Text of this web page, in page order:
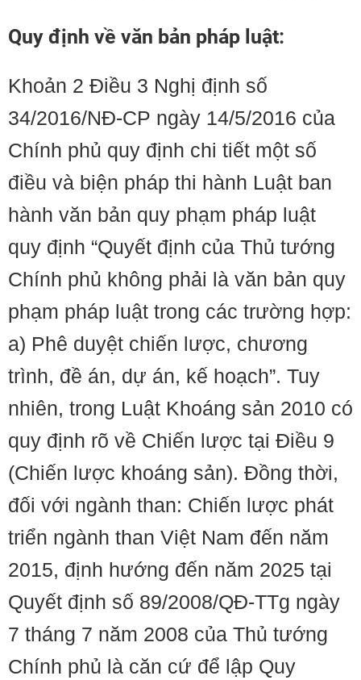
Quy định về văn bản pháp luật:
Khoản 2 Điều 3 Nghị định số
34/2016/NĐ-CP ngày 14/5/2016 của
Chính phủ quy định chi tiết một số
điều và biện pháp thi hành Luật ban
hành văn bản quy phạm pháp luật
quy định “Quyết định của Thủ tướng
Chính phủ không phải là văn bản quy
phạm pháp luật trong các trường hợp:
a) Phê duyệt chiến lược, chương
trình, đề án, dự án, kế hoạch”. Tuy
nhiên, trong Luật Khoáng sản 2010 có
quy định rõ về Chiến lược tại Điều 9
(Chiến lược khoáng sản). Đồng thời,
đối với ngành than: Chiến lược phát
triển ngành than Việt Nam đến năm
2015, định hướng đến năm 2025 tại
Quyết định số 89/2008/QĐ-TTg ngày
7 tháng 7 năm 2008 của Thủ tướng
Chính phủ là căn cứ để lập Quy